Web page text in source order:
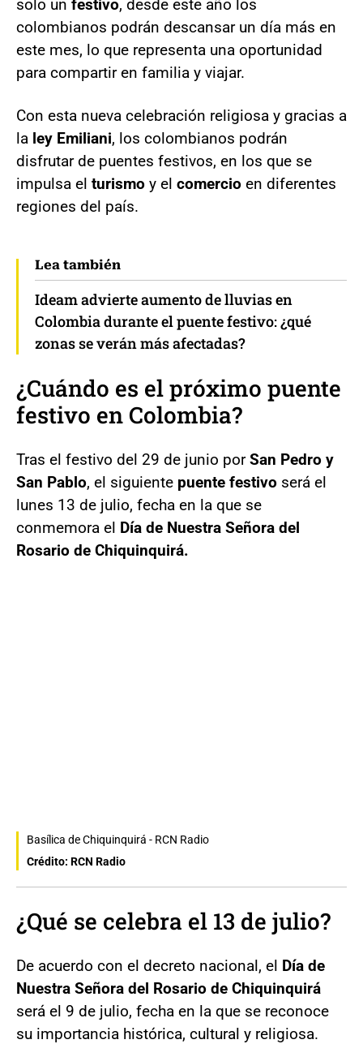
solo un festivo, desde este año los
colombianos podrán descansar un día más en
este mes, lo que representa una oportunidad
para compartir en familia y viajar.
Con esta nueva celebración religiosa y gracias a
la ley Emiliani, los colombianos podrán
disfrutar de puentes festivos, en los que se
impulsa el turismo y el comercio en diferentes
regiones del país.
Lea también
Ideam advierte aumento de lluvias en
Colombia durante el puente festivo: ¿qué
zonas se verán más afectadas?
¿Cuándo es el próximo puente
festivo en Colombia?
Tras el festivo del 29 de junio porSan Pedro y
San Pablo, el siguiente puente festivo será el
lunes 13 de julio, fecha en la que se
conmemora el Día de Nuestra Señora del
Rosario de Chiquinquirá.
Basílica de Chiquinquirá - RCN Radio
Crédito: RCN Radio
¿Qué se celebra el 13 de julio?
De acuerdo con el decreto nacional, el Día de
Nuestra Señora del Rosario de Chiquinquirá
será el 9 de julio, fecha en la que se reconoce
su importancia histórica, cultural y religiosa.